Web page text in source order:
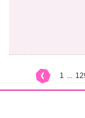
1 ...